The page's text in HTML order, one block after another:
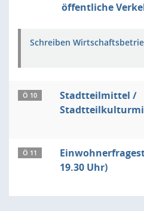
öffentliche
Schreiben
Ö 10
Stadtteilmittel /
Ö 11
19.30 Uhr)